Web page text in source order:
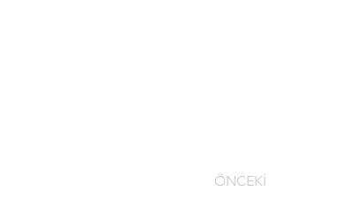
ÖNCEKİ